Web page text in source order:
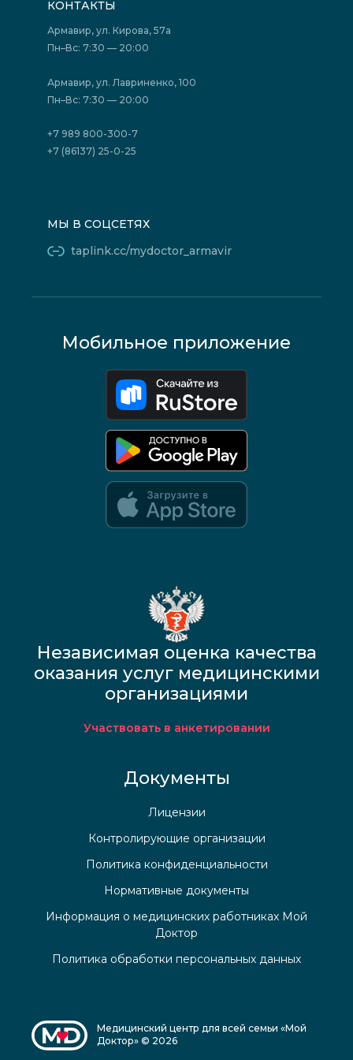
Лицензии
Фотогалерея
Политика конфиденциальности
Акции
Подготовка к сдаче анализов
Акции
Отзывы
Государственные программы
Юридическим лицам
КОНТАКТЫ
Армавир, ул. Кирова, 57а
Пн–Вс: 7:30 — 20:00
Армавир, ул. Лавриненко, 100
Пн–Вс: 7:30 — 20:00
+7 989 800-300-7
+7 (86137) 25-0-25
МЫ В СОЦСЕТЯХ
taplink.cc/mydoctor_armavir
Мобильное приложение
Независимая оценка качества
оказания услуг медицинскими
организациями
Участвовать в анкетировании
Документы
Лицензии
Контролирующие организации
Политика конфиденциальности
Нормативные документы
Информация о медицинских работниках Мой
Доктор
Политика обработки персональных данных
Медицинский центр для всей семьи «Мой
Доктор» © 2026